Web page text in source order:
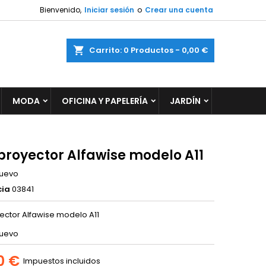
Bienvenido, Iniciar sesión o Crear una cuenta
Carrito 0 Productos - 0,00 €
MODA OFICINA Y PAPELERÍA JARDÍN
Alfawise modelo A11
03841
Alfawise modelo A11
€ Impuestos incluidos